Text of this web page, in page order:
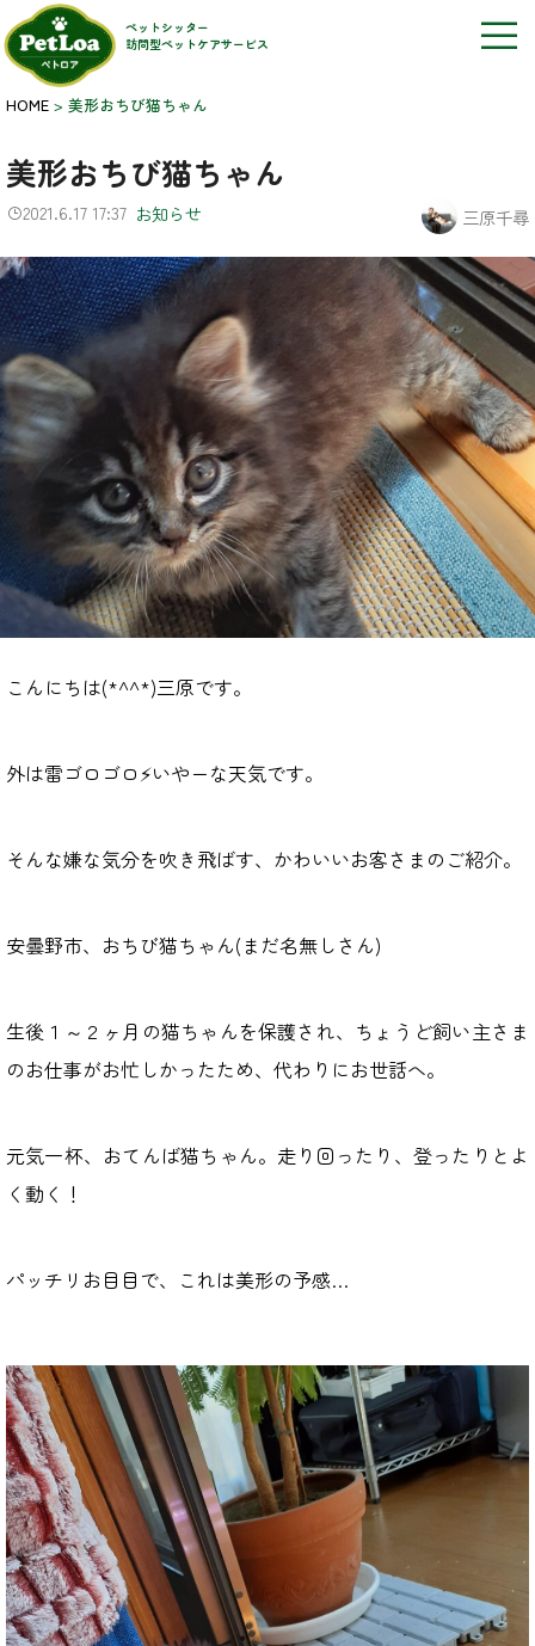
ペットシッター
訪問型ペットケアサービス
HOME > 美形おちび猫ちゃん
美形おちび猫ちゃん
2021.6.17 17:37 お知らせ 三原千尋
こんにちは(*^^*)三原です。
外は雷ゴロゴロ⚡いやーな天気です。
そんな嫌な気分を吹き飛ばす、かわいいお客さまのご紹介。
安曇野市、おちび猫ちゃん(まだ名無しさん)
生後１～２ヶ月の猫ちゃんを保護され、ちょうど飼い主さま
のお仕事がお忙しかったため、代わりにお世話へ。
元気一杯、おてんば猫ちゃん。走り回ったり、登ったりとよ
く動く！
パッチリお目目で、これは美形の予感…